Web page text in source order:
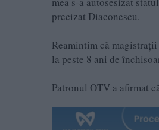
precizat Diaconescu.
Reamintim că
la peste 8 ani de
Patronul OTV a afirmat